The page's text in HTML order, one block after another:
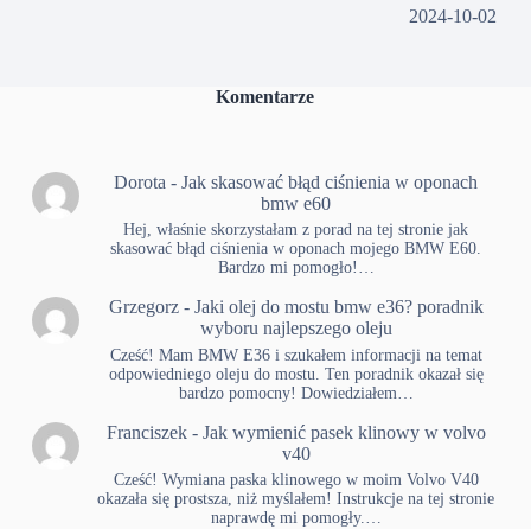
2024-10-02
Komentarze
Dorota -Jak skasować błąd ciśnienia w oponach
bmw e60
Hej, właśnie skorzystałam z porad na tej stronie jak
skasować błąd ciśnienia w oponach mojego BMW E60.
Bardzo mi pomogło!…
Grzegorz- Jaki olej do mostu bmw e36? poradnik
wyboru najlepszego oleju
Cześć! Mam BMW E36 i szukałem informacji na temat
odpowiedniego oleju do mostu. Ten poradnik okazał się
bardzo pomocny! Dowiedziałem…
Franciszek- Jak wymienić pasek klinowy w volvo
v40
Cześć! Wymiana paska klinowego w moim Volvo V40
okazała się prostsza, niż myślałem! Instrukcje na tej stronie
naprawdę mi pomogły.…